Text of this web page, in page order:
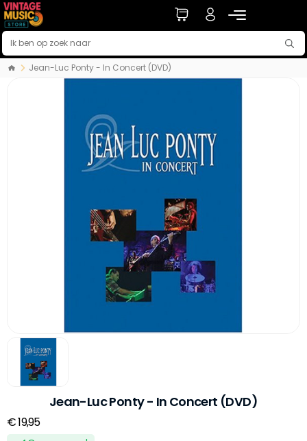
Jean-Luc Ponty - In Concert (DVD)
Jean-Luc Ponty - In Concert (DVD)
€ 19,95